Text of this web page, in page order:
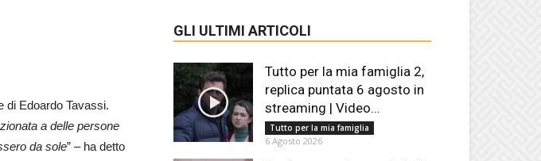
di Edoardo Tavassi.
a delle persone
da sole” – ha detto
GLI ULTIMI ARTICOLI
Tutto per la mia famiglia 2,
replica puntata 6 agosto in
streaming | Video...
Tutto per la mia famiglia
6 Agosto 2026